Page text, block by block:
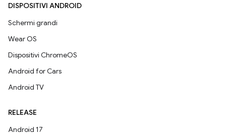
DISPOSITIVI ANDROID
Schermi grandi
Wear OS
Dispositivi ChromeOS
Android for Cars
Android TV
RELEASE
Android 17